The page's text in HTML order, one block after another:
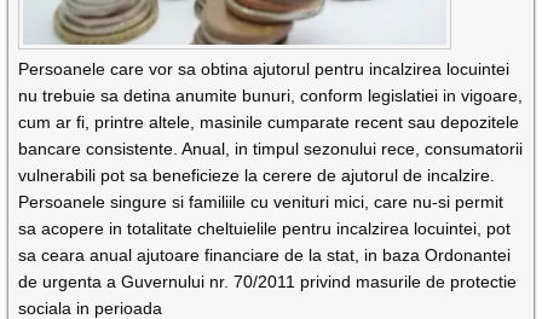
Persoanele care vor sa obtina ajutorul pentru incalzirea locuintei
nu trebuie sa detina anumite bunuri, conform legislatiei in vigoare,
cum ar fi, printre altele, masinile cumparate recent sau depozitele
bancare consistente. Anual, in timpul sezonului rece, consumatorii
vulnerabili pot sa beneficieze la cerere de ajutorul de incalzire.
Persoanele singure si familiile cu venituri mici, care nu-si permit
sa acopere in totalitate cheltuielile pentru incalzirea locuintei, pot
sa ceara anual ajutoare financiare de la stat, in baza Ordonantei
de urgenta a Guvernului nr. 70/2011 privind masurile de protectie
sociala in perioada